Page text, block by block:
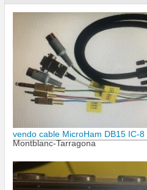
vendo cable MicroHam DB15 IC-8
Montblanc-Tarragona